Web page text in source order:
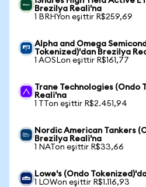
Brezilya Reali'na
1 BRHYon eşittir R$259,69
Alpha and Omega
Tokenized)'dan Brezilya
1 AOSLon eşittir R$161,77
Trane Technologies (Ondo
Reali'na
1 TTon eşittir R$2.451,94
Nordic American Tankers
Brezilya Reali'na
1 NATon eşittir R$33,66
Lowe's (Ondo
1 LOWon eşittir R$1.116,93